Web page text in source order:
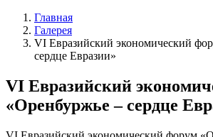
Главная
Галерея
VI Евразийский экономический
сердце Евразии»
VI Евразийский
«Оренбуржье – сердце